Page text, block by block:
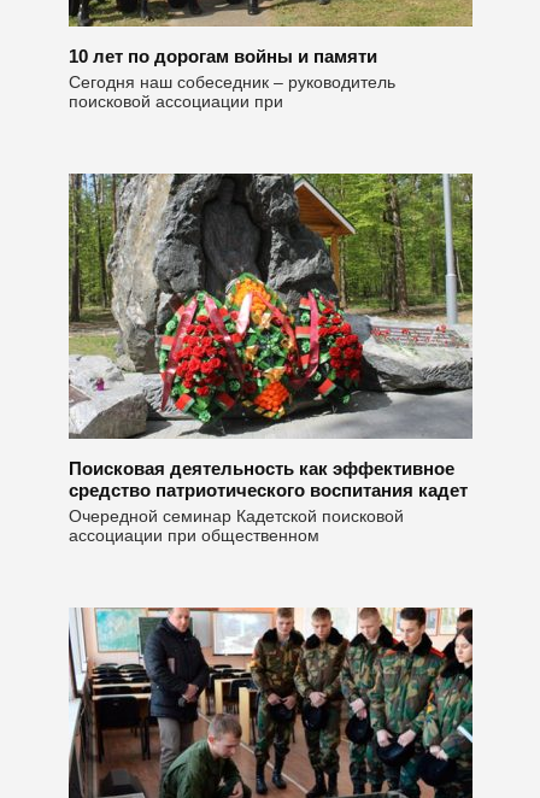
10 лет по дорогам войны и памяти
Сегодня наш собеседник – руководитель
поисковой ассоциации при
Поисковая деятельность как эффективное
средство патриотического воспитания кадет
Очередной семинар Кадетской поисковой
ассоциации при общественном